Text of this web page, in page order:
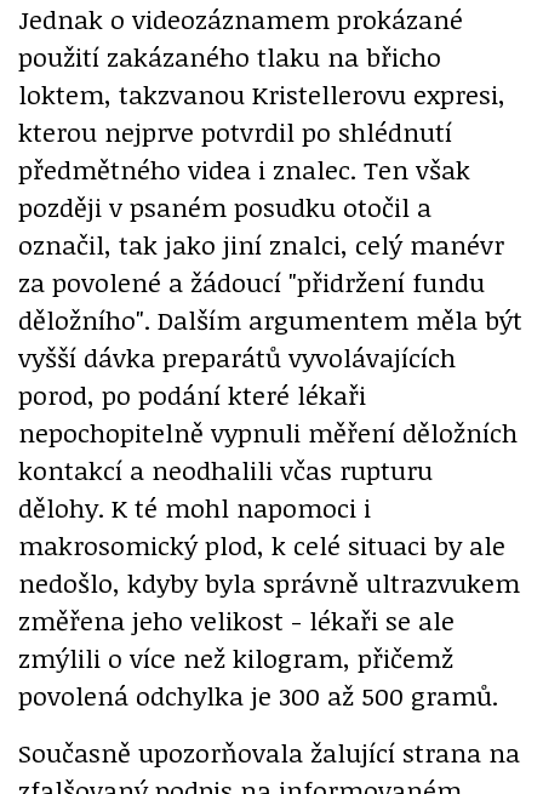
Jednak o videozáznamem prokázané
použití zakázaného tlaku na břicho
loktem, takzvanou Kristellerovu expresi,
kterou nejprve potvrdil po shlédnutí
předmětného videa i znalec. Ten však
později v psaném posudku otočil a
označil, tak jako jiní znalci, celý manévr
za povolené a žádoucí "přidržení fundu
děložního". Dalším argumentem měla být
vyšší dávka preparátů vyvolávajících
porod, po podání které lékaři
nepochopitelně vypnuli měření děložních
kontakcí a neodhalili včas rupturu
dělohy. K té mohl napomoci i
makrosomický plod, k celé situaci by ale
nedošlo, kdyby byla správně ultrazvukem
změřena jeho velikost - lékaři se ale
zmýlili o více než kilogram, přičemž
povolená odchylka je 300 až 500 gramů.
Současně upozorňovala žalující strana na